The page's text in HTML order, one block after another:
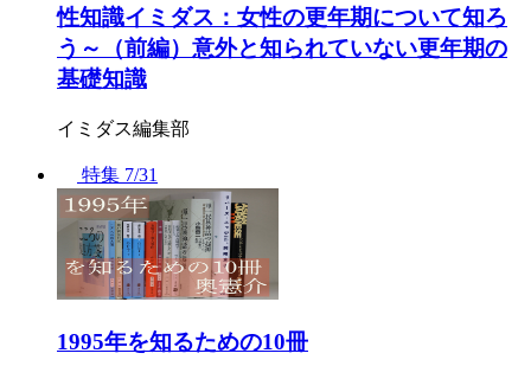
性知識イミダス：女性の更年期について知ろ
う～（前編）意外と知られていない更年期の
基礎知識
イミダス編集部
特集 7/31
1995年を知るための10冊